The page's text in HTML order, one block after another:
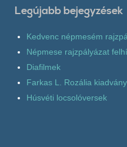
Legújabb bejegyzések
Kedvenc népmesém
Népmese rajzpályázat
Diafilmek
Farkas L. Rozália
Húsvéti locsolóversek